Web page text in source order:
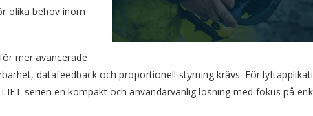
olika behov inom
mer avancerade
datafeedback och proportionell styrning krävs. För
serien en kompakt och användarvänlig lösning med fokus på